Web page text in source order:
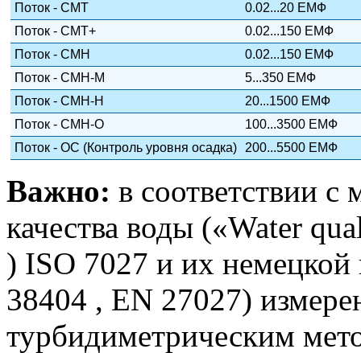
Поток - СМТ
0.02...20 ЕМФ
Поток - СМТ+
0.02...150 ЕМФ
Поток - СМН
0.02...150 ЕМФ
Поток - СМН-М
5...350 ЕМФ
Поток - СМН-Н
20...1500 ЕМФ
Поток - СМН-О
100...3500 ЕМФ
Поток - ОС (Контроль уровня осадка)
200...5500 ЕМФ
Важно: в соответствии
качества воды («Water
) ISO 7027 и их
38404 , EN 27027)
турбидиметрическим